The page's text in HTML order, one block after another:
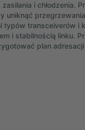
i chłodzenia.
uniknąć
typów transceiverów i
i stabilnością linku.
plan adresacji